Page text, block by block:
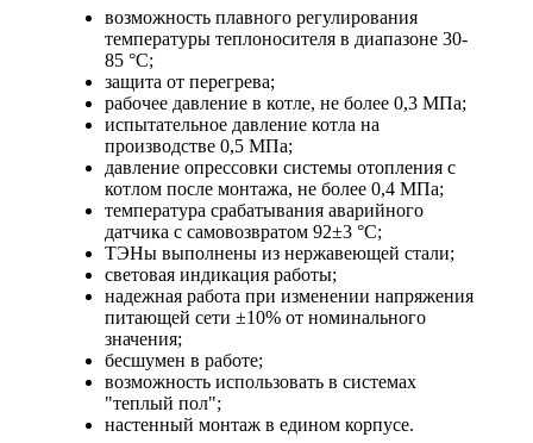
возможность плавного регулирования
температуры теплоносителя в диапазоне 30-
85 °С;
защита от перегрева;
рабочее давление в котле, не более 0,3 МПa;
испытательное давление котла на
производстве 0,5 МПа;
давление опрессовки системы отопления с
котлом после монтажа, не более 0,4 МПа;
температура срабатывания аварийного
датчика с самовозвратом 92±3 °С;
ТЭНы выполнены из нержавеющей стали;
световая индикация работы;
надежная работа при изменении напряжения
питающей сети ±10% от номинального
значения;
бесшумен в работе;
возможность использовать в системах
"теплый пол";
настенный монтаж в едином корпусе.